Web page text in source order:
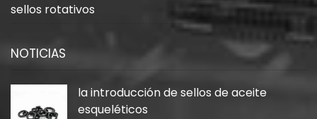
sellos rotativos
NOTICIAS
la introducción de sellos de aceite
esqueléticos